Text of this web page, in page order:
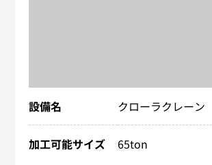
設備名 クローラクレーン
加工可能サイズ 65ton